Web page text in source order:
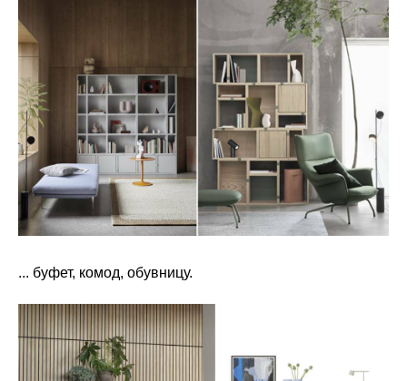
... буфет, комод, обувницу.